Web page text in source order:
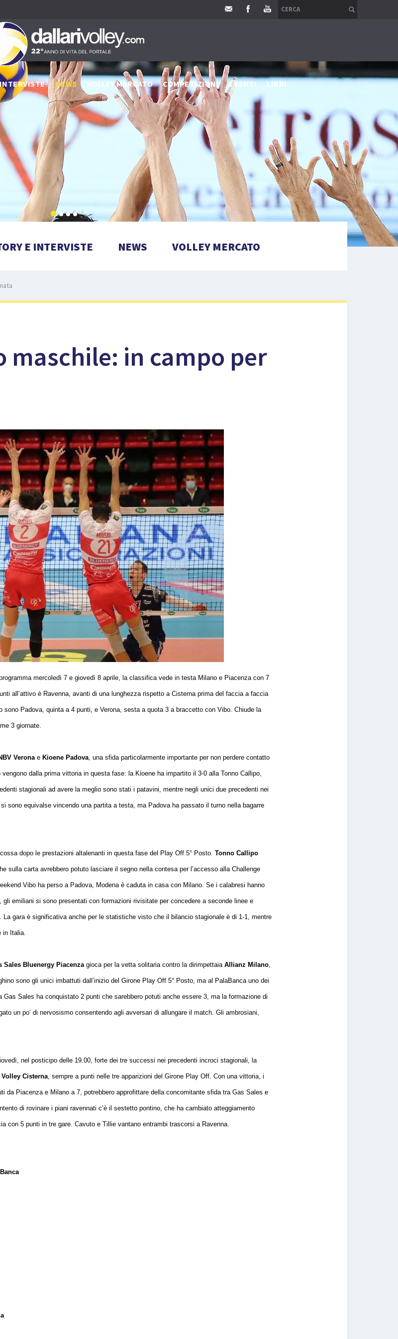
NEWS VOLLEY MERCATO COMPETIZIONI EVENTI LIBRI
›
E INTERVISTE NEWS VOLLEY MERCATO
maschile: in campo per
mercoledì 7 e giovedì 8 aprile, la classifica vede in testa Milano e Piacenza con 7
all’attivo è Ravenna, avanti di una lunghezza rispetto a Cisterna prima del faccia a faccia
Padova, quinta a 4 punti, e Verona, sesta a quota 3 a braccetto con Vibo. Chiude la
3 giornate.
Veronae Kioene Padova, una sfida particolarmente importante per non perdere contatto
dalla prima vittoria in questa fase: la Kioene ha impartito il 3-0 alla Tonno Callipo,
stagionali ad avere la meglio sono stati i patavini, mentre negli unici due precedenti nei
sono equivalse vincendo una partita a testa, ma Padova ha passato il turno nella bagarre
dopo le prestazioni altalenanti in questa fase del Play Off 5° Posto.Tonno Callipo
sulla carta avrebbero potuto lasciare il segno nella contesa per l’accesso alla Challenge
Vibo ha perso a Padova, Modena è caduta in casa con Milano. Se i calabresi hanno
gli emiliani si sono presentati con formazioni rivisitate per concedere a seconde linee e
gara è significativa anche per le statistiche visto che il bilancio stagionale è di 1-1, mentre
in Italia.
Sales Bluenergy Piacenzagioca per la vetta solitaria contro la dirimpettaiaAllianz Milano,
sono gli unici imbattuti dall’inizio del Girone Play Off 5° Posto, ma al PalaBanca uno dei
Sales ha conquistato 2 punti che sarebbero potuti anche essere 3, ma la formazione di
un po’ di nervosismo consentendo agli avversari di allungare il match. Gli ambrosiani,
nel posticipo delle 19.00, forte dei tre successi nei precedenti incroci stagionali, la
Volley Cisterna, sempre a punti nelle tre apparizioni del Girone Play Off. Con una vittoria, i
da Piacenza e Milano a 7, potrebbero approfittare della concomitante sfida tra Gas Sales e
di rovinare i piani ravennati c’è il sestetto pontino, che ha cambiato atteggiamento
con 5 punti in tre gare. Cavuto e Tillie vantano entrambi trascorsi a Ravenna.